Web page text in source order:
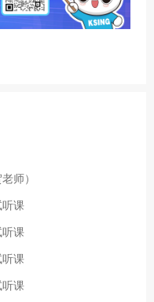
师）
课
课
听课
听课